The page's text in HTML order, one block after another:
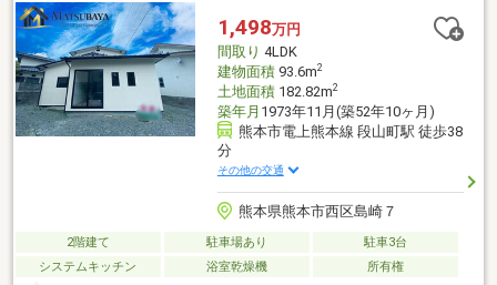
1,498万円
間取り 4LDK
建物面積93.6m2
土地面積182.82m2
築年月 1973年11月(築52年10ヶ月)
熊本市電上熊本線 段山町駅 徒歩38
分
その他の交通
熊本県熊本市西区島崎７
2階建て 駐車場あり
駐車3台
システムキッチン
浴室乾燥機 所有権